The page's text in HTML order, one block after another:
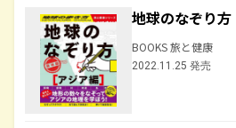
地球のなぞり
BOOKS 旅と健康
2022.11.25 発売